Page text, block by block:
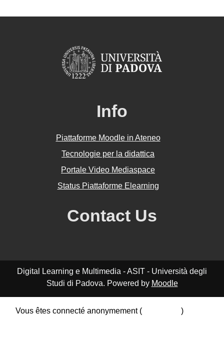
Info
Piattaforme Moodle in Ateneo
Tecnologie per la didattica
Portale Video Mediaspace
Status Piattaforme Elearning
Contact Us
Digital Learning e Multimedia - ASIT - Università degli
Studi di Padova. Powered by Moodle
Vous êtes connecté anonymement (
)